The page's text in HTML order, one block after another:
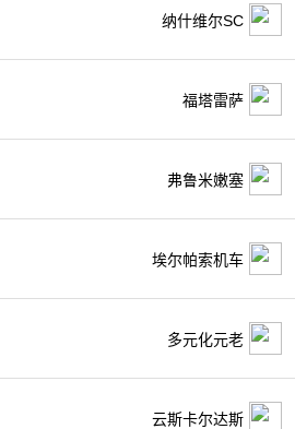
纳什维尔SC
福塔雷萨
弗鲁米嫩塞
埃尔帕索机车
多元化元老
云斯卡尔达斯